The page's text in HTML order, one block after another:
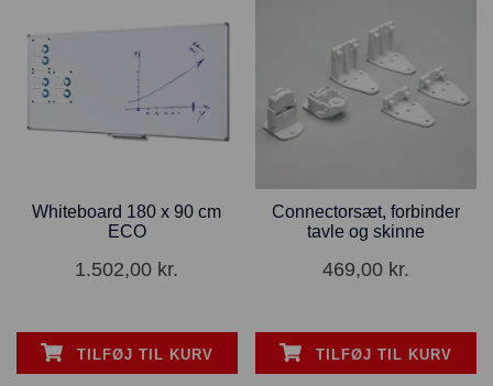
Whiteboard 180 x 90 cm
ECO
1.502,00 kr.
TILFØJ TIL KURV
Connectorsæt, forbinder
tavle og skinne
469,00 kr.
TILFØJ TIL KURV